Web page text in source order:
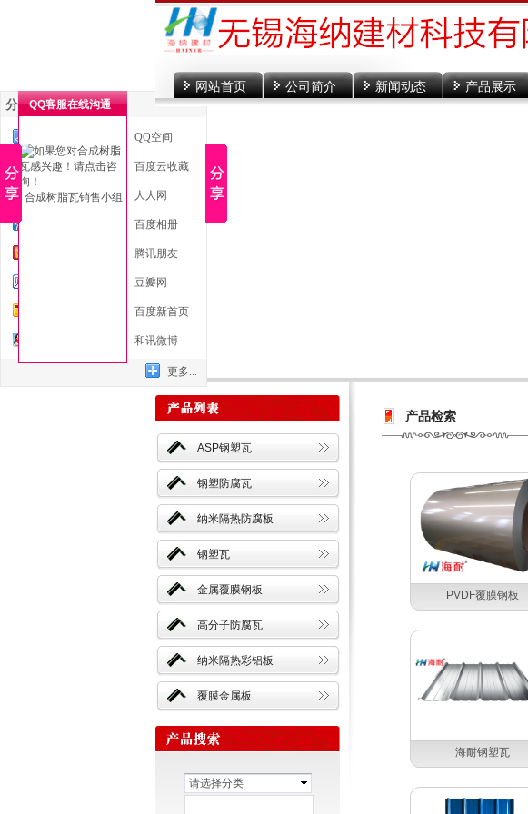
网站首页 公司简介 新闻动态 产品展示
产品检索
ASP钢塑瓦
钢塑防腐瓦
纳米隔热防腐板
钢塑瓦
金属覆膜钢板
高分子防腐瓦
纳米隔热彩铝板
覆膜金属板
请选择分类
PVDF覆膜钢板
海耐钢塑瓦
分享到
QQ空间
新浪微博 百度云收藏
微信 人人网
百度相册
腾讯朋友
豆瓣网
百度新首页
和讯微博
更多...
QQ客服在线沟通
合成树脂瓦销售小组